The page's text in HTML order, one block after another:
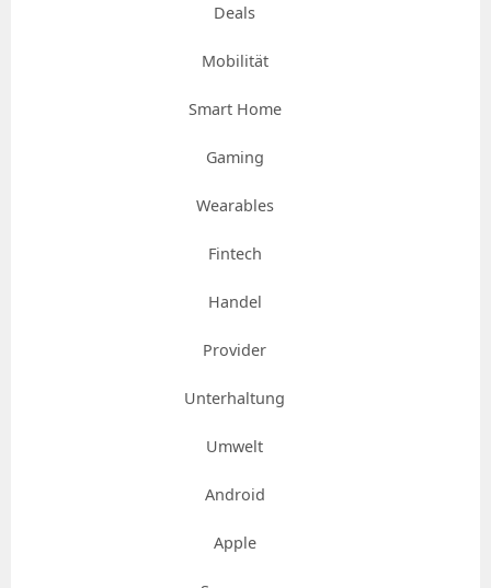
Deals
Mobilität
Smart Home
Gaming
Wearables
Fintech
Handel
Provider
Unterhaltung
Umwelt
Android
Apple